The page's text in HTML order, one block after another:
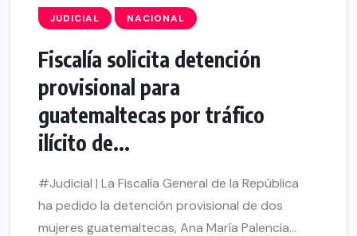
JUDICIAL NACIONAL
Fiscalía solicita detención
provisional para
guatemaltecas por tráfico
ilícito de...
#Judicial | La Fiscalía General de la República
ha pedido la detención provisional de dos
mujeres guatemaltecas, Ana María Palencia...